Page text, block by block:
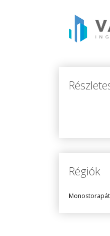
Régiók